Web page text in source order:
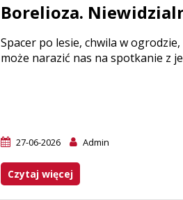
Borelioza.
Spacer po lesie, chwila w
może narazić nas na spotkanie z
27-06-2026 Admin
Czytaj więcej